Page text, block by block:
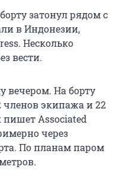
затонул рядом с
в Индонезии,
Несколько
вести.
вечером. На борту
членов экипажа и 22
пишет Associated
через
По планам паром